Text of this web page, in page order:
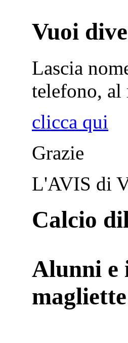
Vuoi
Lascia
telefono, al
clicca qui
Grazie
L'AVIS di
Calcio
Alunni e